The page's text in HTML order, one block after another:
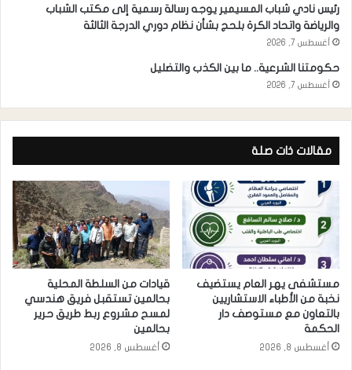
رئيس نادي شباب المسيمير يوجه رسالة رسمية إلى مكتب الشباب
والرياضة واتحاد الكرة بلحج بشأن نظام دوري الدرجة الثالثة
أغسطس 7, 2026
حكومتنا الشرعية.. ما بين الكذب والتضليل
أغسطس 7, 2026
مقالات ذات صلة
مستشفى يهر العام يستضيف
نخبة من الأطباء الاستشاريين
بالتعاون مع مستوصف دار
الحكمة
أغسطس 8, 2026
قيادات من السلطة المحلية
بحالمين تستقبل فريق هندسي
لمسح مشروع ربط طريق حرير
بحالمين
أغسطس 8, 2026